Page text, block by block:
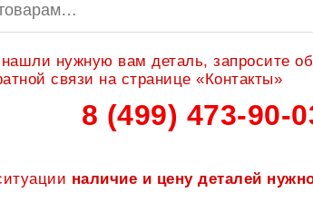
нужную вам деталь, запросите
связи на странице «Контакты»
8 (499) 473-90-
наличие и цену деталей